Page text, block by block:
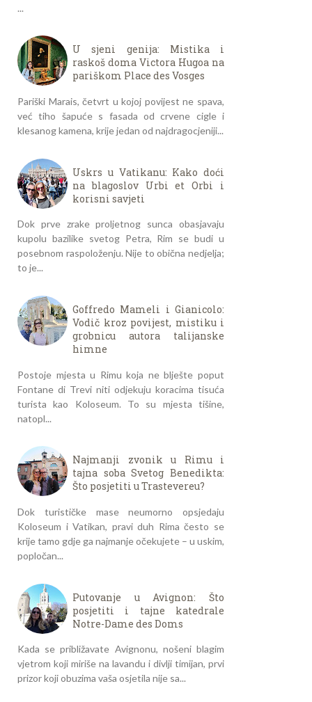
...
U sjeni genija: Mistika i
raskoš doma Victora Hugoa na
pariškom Place des Vosges
Pariški Marais, četvrt u kojoj povijest ne spava,
već tiho šapuće s fasada od crvene cigle i
klesanog kamena, krije jedan od najdragocjeniji...
Uskrs u Vatikanu: Kako doći
na blagoslov Urbi et Orbi i
korisni savjeti
Dok prve zrake proljetnog sunca obasjavaju
kupolu bazilike svetog Petra, Rim se budi u
posebnom raspoloženju. Nije to obična nedjelja;
to je...
Goffredo Mameli i Gianicolo:
Vodič kroz povijest, mistiku i
grobnicu autora talijanske
himne
Postoje mjesta u Rimu koja ne blješte poput
Fontane di Trevi niti odjekuju koracima tisuća
turista kao Koloseum. To su mjesta tišine,
natopl...
Najmanji zvonik u Rimu i
tajna soba Svetog Benedikta:
Što posjetiti u Trastevereu?
Dok turističke mase neumorno opsjedaju
Koloseum i Vatikan, pravi duh Rima često se
krije tamo gdje ga najmanje očekujete – u uskim,
popločan...
Putovanje u Avignon: Što
posjetiti i tajne katedrale
Notre-Dame des Doms
Kada se približavate Avignonu, nošeni blagim
vjetrom koji miriše na lavandu i divlji timijan, prvi
prizor koji obuzima vaša osjetila nije sa...